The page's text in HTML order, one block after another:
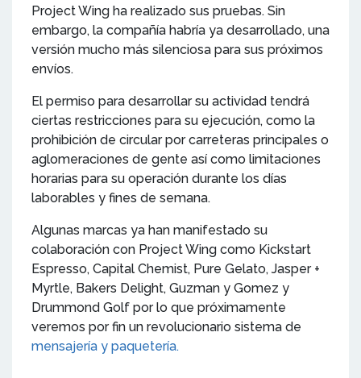
Project Wing ha realizado sus pruebas. Sin
embargo, la compañía habría ya desarrollado, una
versión mucho más silenciosa para sus próximos
envíos.
El permiso para desarrollar su actividad tendrá
ciertas restricciones para su ejecución, como la
prohibición de circular por carreteras principales o
aglomeraciones de gente así como limitaciones
horarias para su operación durante los días
laborables y fines de semana.
Algunas marcas ya han manifestado su
colaboración con Project Wing como Kickstart
Espresso, Capital Chemist, Pure Gelato, Jasper +
Myrtle, Bakers Delight, Guzman y Gomez y
Drummond Golf por lo que próximamente
veremos por fin un revolucionario sistema de
mensajería y paquetería.